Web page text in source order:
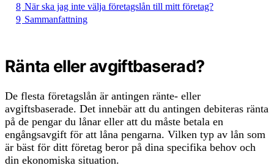
8 När ska jag inte välja företagslån till mitt företag?
9 Sammanfattning
Ränta eller avgiftbaserad?
De flesta företagslån är antingen ränte- eller
avgiftsbaserade. Det innebär att du antingen debiteras ränta
på de pengar du lånar eller att du måste betala en
engångsavgift för att låna pengarna. Vilken typ av lån som
är bäst för ditt företag beror på dina specifika behov och
din ekonomiska situation.